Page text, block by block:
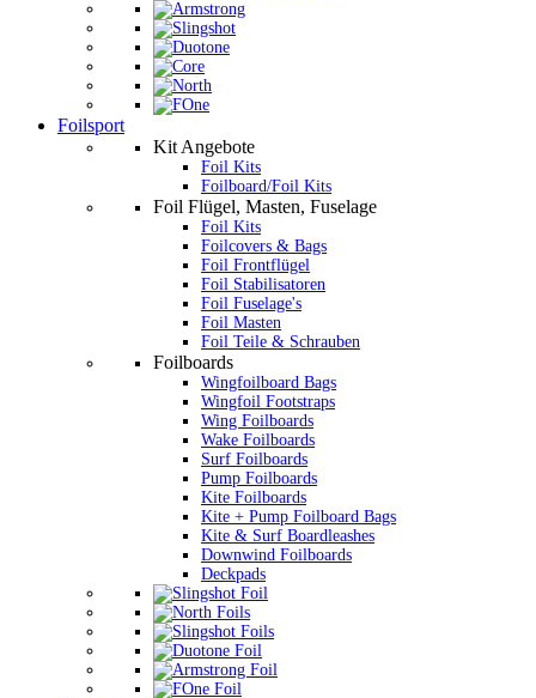
Foilsport
Kit Angebote
Foil Kits
Foilboard/Foil Kits
Foil Flügel, Masten, Fuselage
Foil Kits
Foilcovers & Bags
Foil Frontflügel
Foil Stabilisatoren
Foil Fuselage's
Foil Masten
Foil Teile & Schrauben
Foilboards
Wingfoilboard Bags
Wingfoil Footstraps
Wing Foilboards
Wake Foilboards
Surf Foilboards
Pump Foilboards
Kite Foilboards
Kite + Pump Foilboard Bags
Kite & Surf Boardleashes
Downwind Foilboards
Deckpads